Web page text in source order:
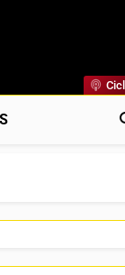
La Web Ciclista